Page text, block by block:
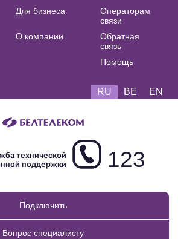
Для бизнеса
Операторам
связи
О компании
Обратная
связь
Помощь
RU BE EN
технической
поддержки
123
Подключить
Вопрос специалисту